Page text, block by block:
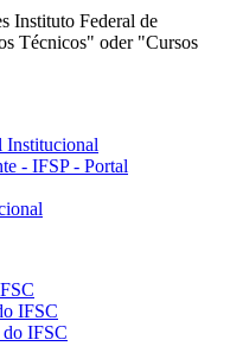
Instituto Federal de
Técnicos" oder "Cursos
Institucional
- IFSP - Portal
IFSC
do IFSC